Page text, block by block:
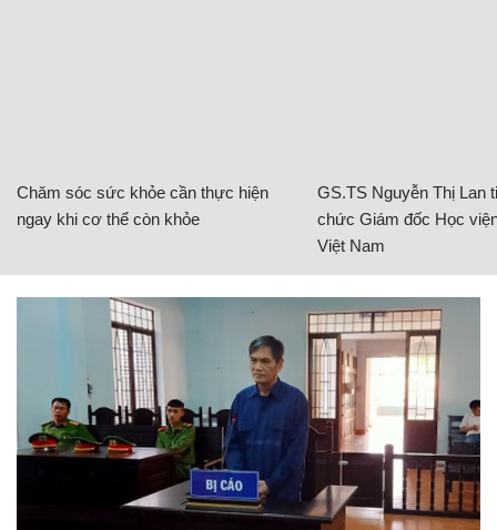
Chăm sóc sức khỏe cần thực hiện
ngay khi cơ thể còn khỏe
GS.TS Nguyễn Thị Lan
chức Giám đốc Học
Việt Nam